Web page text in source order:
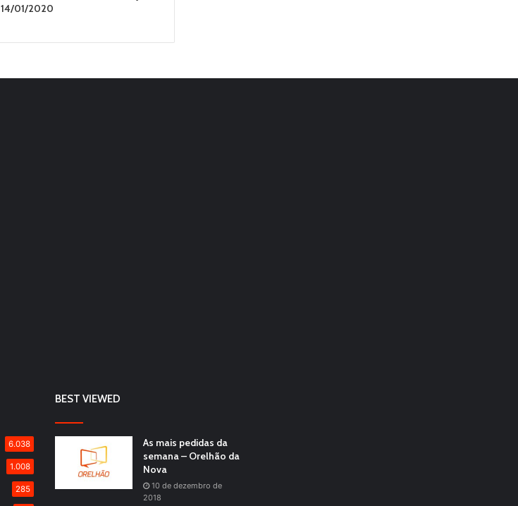
14/01/2020
6.038
1.008
285
BEST VIEWED
As mais pedidas da
semana – Orelhão da
Nova
10 de dezembro de
2018